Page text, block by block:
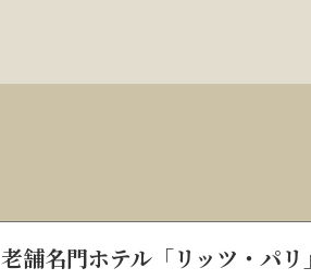
老舗名門ホテル「リッツ・パリ